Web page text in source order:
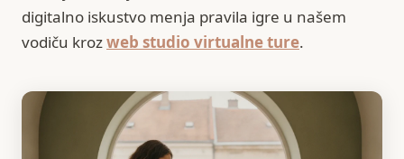
digitalno iskustvo menja pravila igre u našem
vodiču krozweb studio virtualne ture.